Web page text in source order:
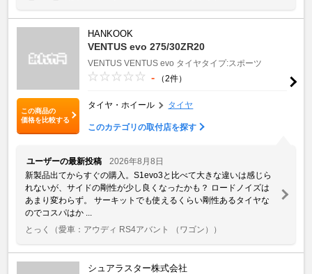
この商品の
価格を比較する
HANKOOK
VENTUS evo 275/30ZR20
VENTUS VENTUS evo タイヤタイプ:スポーツ
- （2件）
タイヤ・ホイール タイヤ
このカテゴリの取付店を探す
ユーザーの最新投稿
2026年8月8日
新製品出てからすぐの購入。S1evo3と比べて大きな違いは感じら
れないが、サイドの剛性が少し良くなったかも？ ロードノイズは
あまり変わらず。 サーキットでも使えるくらい剛性あるタイヤな
のでコスパはか ...
とっく
（愛車：アウディ RS4アバント （ワゴン））
シュアラスター株式会社